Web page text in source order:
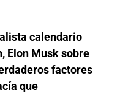
calendario
Elon Musk sobre
factores
que